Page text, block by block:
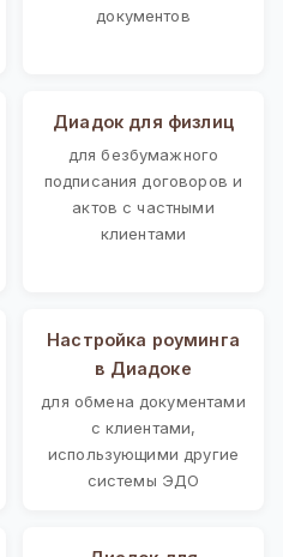
документов
Диадок для физлиц
для безбумажного
подписания договоров и
актов с частными
клиентами
Настройка роуминга
в Диадоке
для обмена документами
с клиентами,
использующими другие
системы ЭДО